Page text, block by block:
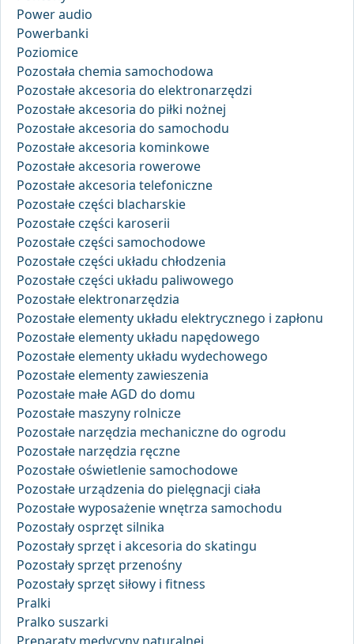
Power audio
Powerbanki
Poziomice
Pozostała chemia samochodowa
Pozostałe akcesoria do elektronarzędzi
Pozostałe akcesoria do piłki nożnej
Pozostałe akcesoria do samochodu
Pozostałe akcesoria kominkowe
Pozostałe akcesoria rowerowe
Pozostałe akcesoria telefoniczne
Pozostałe części blacharskie
Pozostałe części karoserii
Pozostałe części samochodowe
Pozostałe części układu chłodzenia
Pozostałe części układu paliwowego
Pozostałe elektronarzędzia
Pozostałe elementy układu elektrycznego i zapłonu
Pozostałe elementy układu napędowego
Pozostałe elementy układu wydechowego
Pozostałe elementy zawieszenia
Pozostałe małe AGD do domu
Pozostałe maszyny rolnicze
Pozostałe narzędzia mechaniczne do ogrodu
Pozostałe narzędzia ręczne
Pozostałe oświetlenie samochodowe
Pozostałe urządzenia do pielęgnacji ciała
Pozostałe wyposażenie wnętrza samochodu
Pozostały osprzęt silnika
Pozostały sprzęt i akcesoria do skatingu
Pozostały sprzęt przenośny
Pozostały sprzęt siłowy i fitness
Pralki
Pralko suszarki